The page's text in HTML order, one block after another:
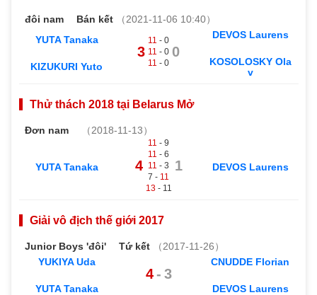
đôi nam Bán kết
（2021-11-06 10:40）
YUTA Tanaka
KIZUKURI Yuto
3
11 - 0
11 - 0
11 - 0
0
DEVOS Laurens
KOSOLOSKY Ola
v
Thử thách 2018 tại Belarus Mở
Đơn nam （2018-11-13）
YUTA Tanaka 4
11 - 9
11 - 6
11 - 3
7 - 11
13- 11
1 DEVOS Laurens
Giải vô địch thế giới 2017
Junior Boys 'đôi' Tứ kết
（2017-11-26）
YUKIYA Uda
YUTA Tanaka
4 - 3
CNUDDE Florian
DEVOS Laurens